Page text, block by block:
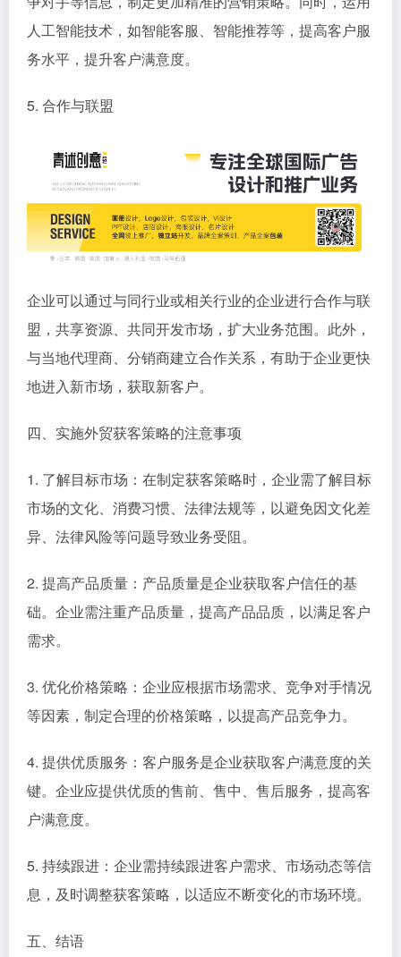
人工智能技术，如智能客服、智能推荐等，提高客户服
务水平，提升客户满意度。
5. 合作与联盟
企业可以通过与同行业或相关行业的企业进行合作与联
盟，共享资源、共同开发市场，扩大业务范围。此外，
与当地代理商、分销商建立合作关系，有助于企业更快
地进入新市场，获取新客户。
四、实施外贸获客策略的注意事项
1. 了解目标市场：在制定获客策略时，企业需了解目标
市场的文化、消费习惯、法律法规等，以避免因文化差
异、法律风险等问题导致业务受阻。
2. 提高产品质量：产品质量是企业获取客户信任的基
础。企业需注重产品质量，提高产品品质，以满足客户
需求。
3. 优化价格策略：企业应根据市场需求、竞争对手情况
等因素，制定合理的价格策略，以提高产品竞争力。
4. 提供优质服务：客户服务是企业获取客户满意度的关
键。企业应提供优质的售前、售中、售后服务，提高客
户满意度。
5. 持续跟进：企业需持续跟进客户需求、市场动态等信
息，及时调整获客策略，以适应不断变化的市场环境。
五、结语